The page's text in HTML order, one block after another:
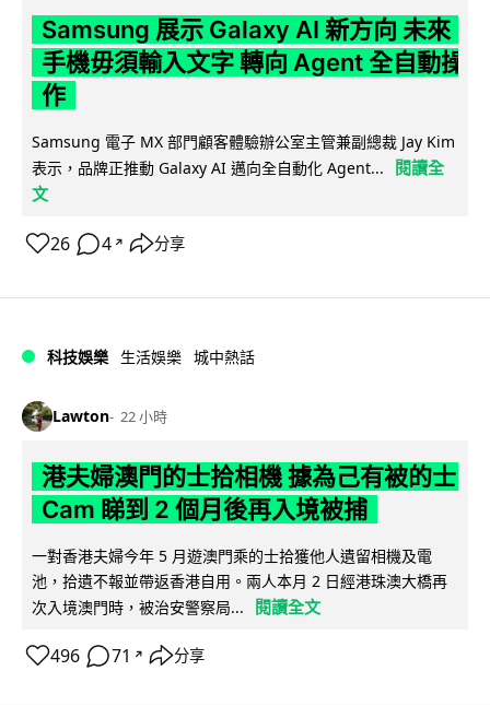
Samsung 展示 Galaxy AI 新方向 未來
手機毋須輸入文字 轉向 Agent 全自動操
作
Samsung 電子 MX 部門顧客體驗辦公室主管兼副總裁 Jay Kim
表示，品牌正推動 Galaxy AI 邁向全自動化 Agent...
閱讀全
文
26 4 ↗ 分享
科技娛樂 生活娛樂 城中熱話
Lawton 22 小時
港夫婦澳門的士拾相機 據為己有被的士
Cam 睇到 2 個月後再入境被捕
一對香港夫婦今年 5 月遊澳門乘的士拾獲他人遺留相機及電
池，拾遺不報並帶返香港自用。兩人本月 2 日經港珠澳大橋再
次入境澳門時，被治安警察局...
閱讀全文
496 71 ↗ 分享